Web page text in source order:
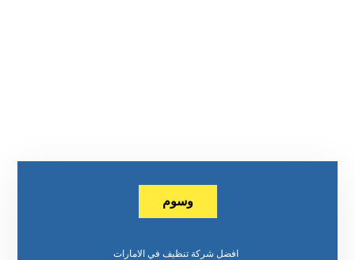
وسوم
افضل شركة تنظيف في الامارات